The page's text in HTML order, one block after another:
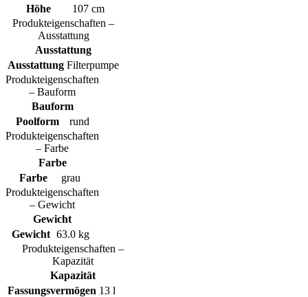
Höhe
107 cm
Produkteigenschaften –
Ausstattung
Ausstattung
Ausstattung Filterpumpe
Produkteigenschaften
– Bauform
Bauform
Poolform
rund
Produkteigenschaften
– Farbe
Farbe
Farbe
grau
Produkteigenschaften
– Gewicht
Gewicht
Gewicht 63.0 kg
Produkteigenschaften –
Kapazität
Kapazität
Fassungsvermögen 13 l